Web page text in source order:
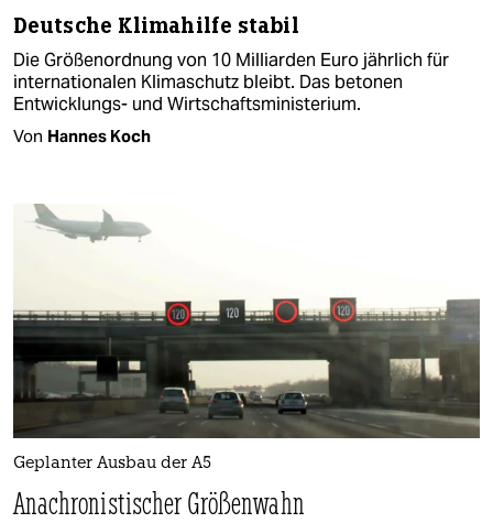
Deutsche Klimahilfe stabil​
Die Größenordnung von 10 Milliarden Euro jährlich für
internationalen Klimaschutz bleibt. Das betonen
Entwicklungs- und Wirtschaftsministerium.
Von Hannes Koch
Geplanter Ausbau der A5
Anachronistischer Größenwahn